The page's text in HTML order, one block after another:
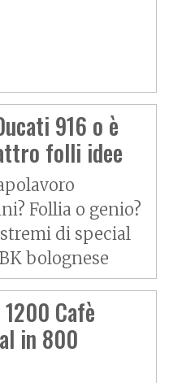
916 o è
folli idee
Follia o genio?
di special
bolognese
Cafè
in 800